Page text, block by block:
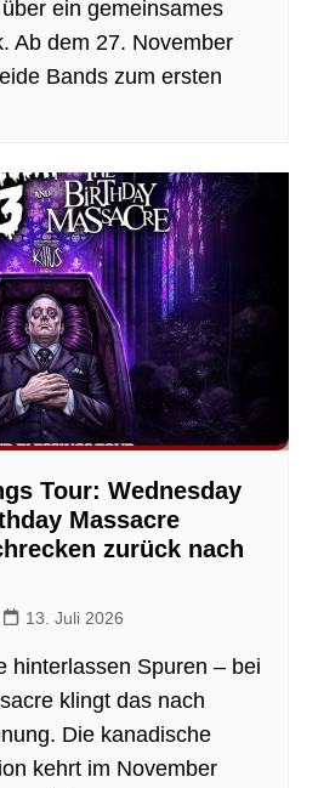
ein gemeinsames
Ab dem 27. November
Bands zum ersten
Tour: Wednesday
Massacre
zurück nach
13. Juli 2026
hinterlassen Spuren – bei
klingt das nach
Die kanadische
kehrt im November